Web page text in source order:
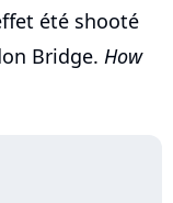
été shooté
Bridge. How